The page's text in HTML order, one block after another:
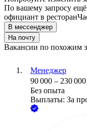
По вашему запросу
официант в ресторан
В мессенджер
На почту
Вакансии по похожим
Менеджер
90 000 – 230 000
Без опыта
Выплаты: За